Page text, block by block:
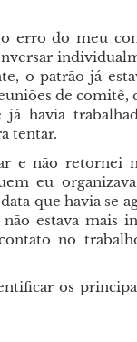
erro do meu
o patrão já
de comitê,
havia
tentar.
e não retornei
eu
que havia se
estava mais
no
os